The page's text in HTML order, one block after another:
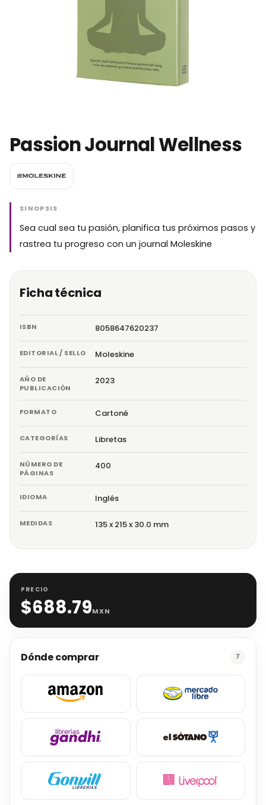
Passion Journal Wellness
SINOPSIS
Sea cual sea tu pasión, planifica tus próximos pasos y
rastrea tu progreso con un journal Moleskine
Ficha técnica
ISBN 8058647620237
EDITORIAL / SELLO Moleskine
AÑO DE
PUBLICACIÓN
2023
FORMATO Cartoné
CATEGORÍAS Libretas
NÚMERO DE
PÁGINAS
400
IDIOMA Inglés
MEDIDAS 135 x 215 x 30.0 mm
PRECIO
$688.79MXN
Dónde comprar 7